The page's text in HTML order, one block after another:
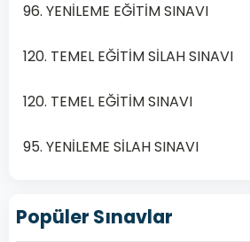
ÖZEL
96. YENİLEME EĞİTİM SINAVI
120. TEMEL EĞİTİM SİLAH SINAVI
120. TEMEL EĞİTİM SINAVI
95. YENİLEME SİLAH SINAVI
Popüler Sınavlar